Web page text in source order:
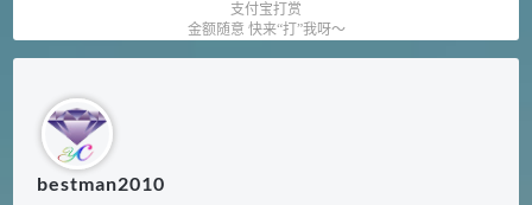
支付宝打赏
金额随意 快来“打”我呀～
bestman2010